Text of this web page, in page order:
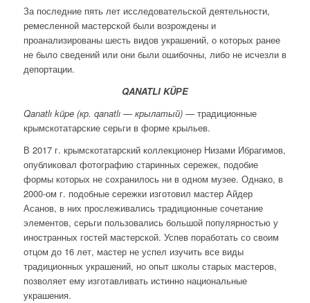
За последние пять лет исследовательской деятельности,
ремесленной мастерской были возрождены и
проанализированы шесть видов украшений, о которых ранее
не было сведений или они были ошибочны, либо не исчезли в
депортации.
QANATLI KÜРE
Qanatlı küpe (кр. qanatlı — крылатый)— традиционные
крымскотатарские серьги в форме крыльев.
В 2017 г. крымскотатарский коллекционер Низами Ибрагимов,
опубликовал фотографию старинных сережек, подобие
формы которых не сохранилось ни в одном музее. Однако, в
2000-ом г. подобные сережки изготовил мастер Айдер
Асанов, в них прослеживались традиционные сочетание
элементов, серьги пользовались большой популярностью у
иностранных гостей мастерской. Успев поработать со своим
отцом до 16 лет, мастер не успел изучить все виды
традиционных украшений, но опыт школы старых мастеров,
позволяет ему изготавливать истинно национальные
украшения.